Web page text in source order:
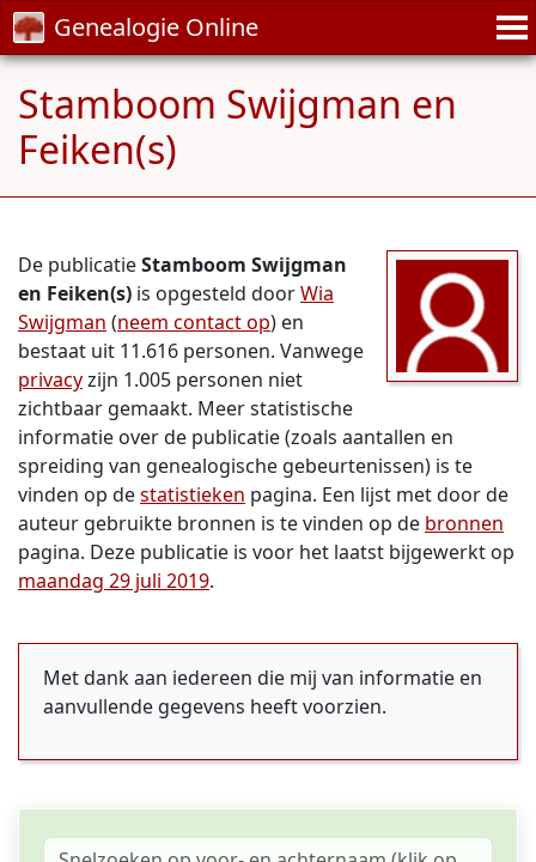
Genealogie Online
Stamboom Swijgman en
Feiken(s)
De publicatieStamboom Swijgman
en Feiken(s) is opgesteld doorWia
Swijgman (neem contact op) en
bestaat uit 11.616 personen. Vanwege
privacyzijn 1.005 personen niet
zichtbaar gemaakt. Meer statistische
informatie over de publicatie (zoals aantallen en
spreiding van genealogische gebeurtenissen) is te
vinden op destatistieken pagina. Een lijst met door de
auteur gebruikte bronnen is te vinden op de bronnen
pagina. Deze publicatie is voor het laatst bijgewerkt op
maandag 29 juli 2019.
Met dank aan iedereen die mij van informatie en
aanvullende gegevens heeft voorzien.